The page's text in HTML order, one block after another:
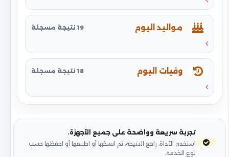
مواليد اليوم 19 نتيجة مسجلة
وفيات اليوم 18 نتيجة مسجلة
تجربة سريعة وواضحة على جميع الأجهزة.
استخدم الأداة، راجع النتيجة، ثم انسخها أو اطبعها أو احفظها حسب
نوع الخدمة.